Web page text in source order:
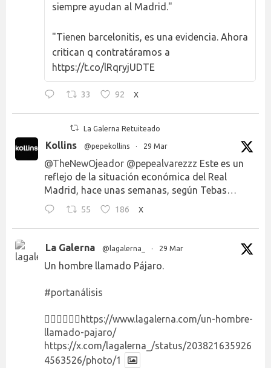
siempre ayudan al Madrid."
"Tienen barcelonitis, es una evidencia. Ahora
critican q contratáramos a
https://t.co/lRqryjUDTE
33 92 X
La Galerna Retuiteado
Kollins @pepekollins · 29 Mar
@TheNewOjeador @pepealvarezzz Este es un
reflejo de la situación económica del Real
Madrid, hace unas semanas, según Tebas…
55 186 X
La Galerna @lagalerna_ · 29 Mar
Un hombre llamado Pájaro.
#portanálisis
👉🏻👉🏻👉🏻 https://www.lagalerna.com/un-hombre-
llamado-pajaro/
https://x.com/lagalerna_/status/203821635926
4563526/photo/1